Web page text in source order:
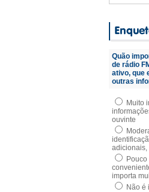
Quão
de rádio
ativo, que
outras
Muito
ouvinte
adicionais,
importa
Não é